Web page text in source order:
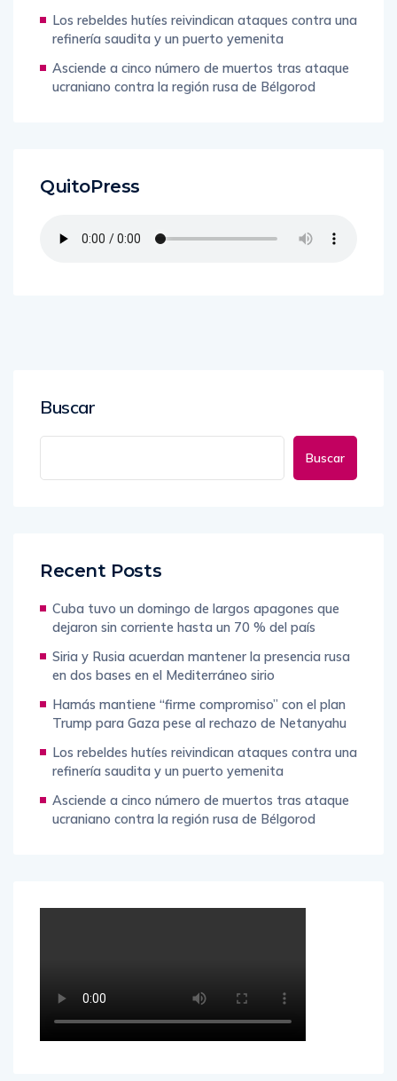
Los rebeldes hutíes reivindican ataques contra una
refinería saudita y un puerto yemenita
Asciende a cinco número de muertos tras ataque
ucraniano contra la región rusa de Bélgorod
QuitoPress
Buscar
Buscar
Recent Posts
Cuba tuvo un domingo de largos apagones que
dejaron sin corriente hasta un 70 % del país
Siria y Rusia acuerdan mantener la presencia rusa
en dos bases en el Mediterráneo sirio
Hamás mantiene “firme compromiso” con el plan
Trump para Gaza pese al rechazo de Netanyahu
Los rebeldes hutíes reivindican ataques contra una
refinería saudita y un puerto yemenita
Asciende a cinco número de muertos tras ataque
ucraniano contra la región rusa de Bélgorod